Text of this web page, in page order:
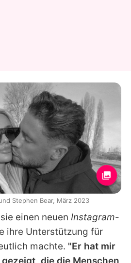
einen neuen Instagram-
ihre Unterstützung für
machte. "Er hat mir
Stephen Bear, März 2023